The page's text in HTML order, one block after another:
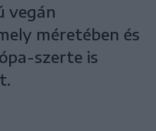
vegán
méretében és
szerte is